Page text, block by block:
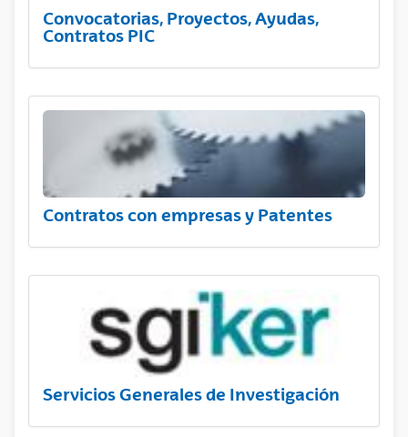
Convocatorias, Proyectos, Ayudas,
Contratos PIC
Contratos con empresas y Patentes
Servicios Generales de Investigación